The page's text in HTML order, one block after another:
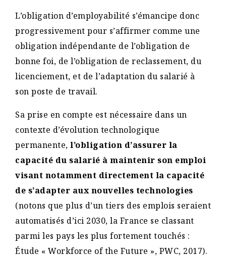
L’obligation d’employabilité s’émancipe donc
progressivement pour s’affirmer comme une
obligation indépendante de l’obligation de
bonne foi, de l’obligation de reclassement, du
licenciement, et de l’adaptation du salarié à
son poste de travail.
Sa prise en compte est nécessaire dans un
contexte d’évolution technologique
permanente, l’obligation d’assurer la
capacité du salarié à maintenir son emploi
visant notamment directement la capacité
de s’adapter aux nouvelles technologies
(notons que plus d’un tiers des emplois seraient
automatisés d’ici 2030, la France se classant
parmi les pays les plus fortement touchés :
Étude « Workforce of the Future », PWC, 2017).